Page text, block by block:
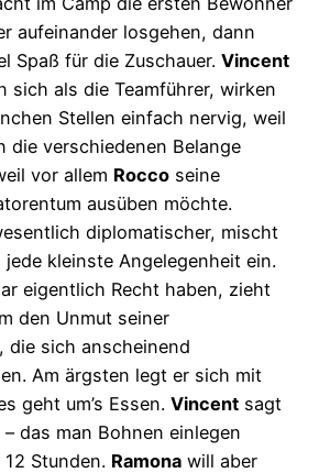
aufeinander losgehen, dann
Spaß für die Zuschauer. Vincent
sich als die Teamführer, wirken
Stellen einfach nervig, weil
die verschiedenen Belange
vor allem Rocco seine
ausüben möchte.
diplomatischer, mischt
kleinste Angelegenheit ein.
eigentlich Recht haben, zieht
den Unmut seiner
die sich anscheinend
Am ärgsten legt er sich mit
geht um’s Essen. Vincent sagt
das man Bohnen einlegen
Stunden. Ramona will aber